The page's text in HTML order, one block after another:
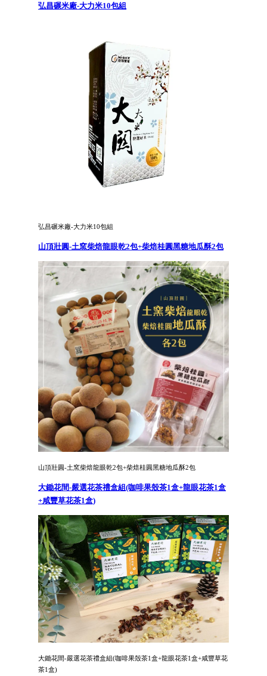
弘昌碾米廠-大力米10包組
弘昌碾米廠-大力米10包組
山頂壯圓-土窯柴焙龍眼乾2包+柴焙桂圓黑糖地瓜酥2包
山頂壯圓-土窯柴焙龍眼乾2包+柴焙桂圓黑糖地瓜酥2包
大鋤花間-嚴選花茶禮盒組(咖啡果殼茶1盒+龍眼花茶1盒
+咸豐草花茶1盒)
大鋤花間-嚴選花茶禮盒組(咖啡果殼茶1盒+龍眼花茶1盒+咸豐草花
茶1盒)